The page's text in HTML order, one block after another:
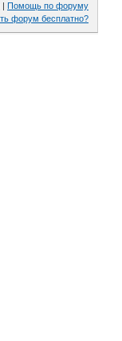
Помощь по форуму